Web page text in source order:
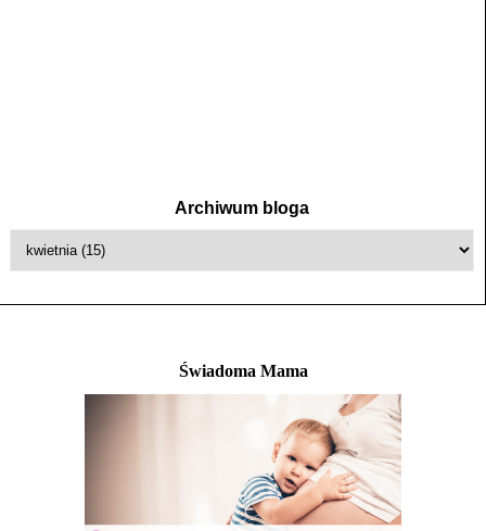
Archiwum bloga
Świadoma Mama